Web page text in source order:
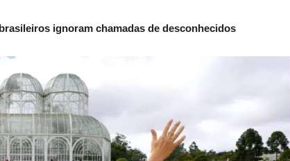
ignoram chamadas de desconhecidos